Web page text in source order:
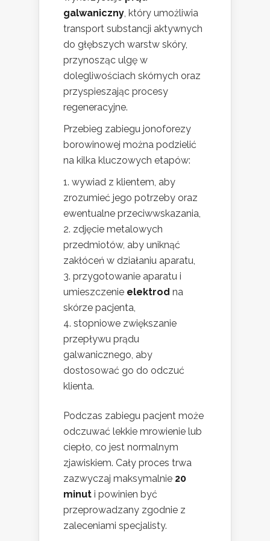
galwaniczny, który umożliwia
transport substancji aktywnych
do głębszych warstw skóry,
przynosząc ulgę w
dolegliwościach skórnych oraz
przyspieszając procesy
regeneracyjne.
Przebieg zabiegu jonoforezy
borowinowej można podzielić
na kilka kluczowych etapów:
wywiad z klientem, aby
zrozumieć jego potrzeby oraz
ewentualne przeciwwskazania,
zdjęcie metalowych
przedmiotów, aby uniknąć
zakłóceń w działaniu aparatu,
przygotowanie aparatu i
umieszczenie elektrod na
skórze pacjenta,
stopniowe zwiększanie
przepływu prądu
galwanicznego, aby
dostosować go do odczuć
klienta.
Podczas zabiegu pacjent może
odczuwać lekkie mrowienie lub
ciepło, co jest normalnym
zjawiskiem. Cały proces trwa
zazwyczaj maksymalnie 20
minut i powinien być
przeprowadzany zgodnie z
zaleceniami specjalisty.